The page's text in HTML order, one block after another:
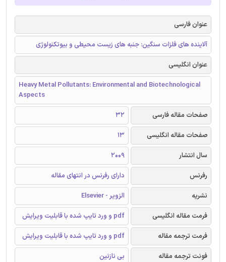
عنوان فارسی
آلاینده های فلزات سنگین: جنبه های زیست محیطی و بیوتکنولوژی
عنوان انگلیسی
Heavy Metal Pollutants: Environmental and Biotechnological
Aspects
صفحات مقاله فارسی
32
صفحات مقاله انگلیسی
13
سال انتشار
2009
رفرنس
دارای رفرنس در انتهای مقاله
نشریه
الزویر - Elsevier
فرمت مقاله انگلیسی
pdf و ورد تایپ شده با قابلیت ویرایش
فرمت ترجمه مقاله
pdf و ورد تایپ شده با قابلیت ویرایش
فونت ترجمه مقاله
بی نازنین